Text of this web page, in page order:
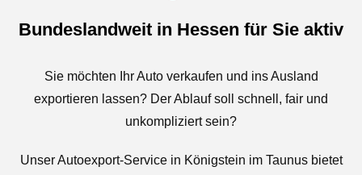
Bundeslandweit in Hessen für Sie aktiv
Sie möchten Ihr Auto verkaufen und ins Ausland
exportieren lassen? Der Ablauf soll schnell, fair und
unkompliziert sein?
Unser Autoexport-Service in Königstein im Taunus bietet